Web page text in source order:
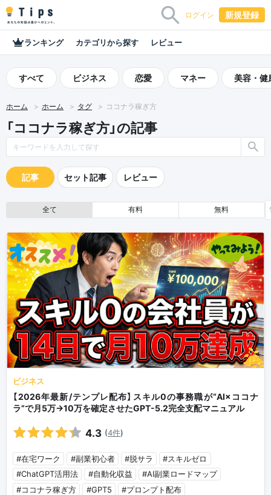
ログイン 新規登録
ランキング カテゴリから探す レビュー
すべて ビジネス 恋愛 マネー 美容・健
ホーム ホーム タグ ココナラ稼ぎ方
「ココナラ稼ぎ方」の記事
記事 セット記事 レビュー
全て 有料 無料
ビジネス
【2026年最新/テンプレ配布】スキル0の事務職が“AI×ココナ
ラ”で月5万→10万を確定させたGPT-5.2完全支配マニュアル
4.3 (4件)
#在宅ワーク #副業初心者 #脱サラ
#スキルゼロ
#ChatGPT活用法
#自動化収益
#AI副業ロードマップ
#ココナラ稼ぎ方
#GPT5 #プロンプト配布